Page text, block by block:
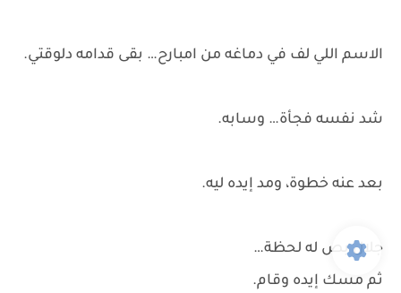
الاسم اللي لف في دماغه من امبارح… بقى قدامه دلوقتي.
شد نفسه فجأة… وسابه.
بعد عنه خطوة، ومد إيده ليه.
جلال بص له لحظة…
ثم مسك إيده وقام.